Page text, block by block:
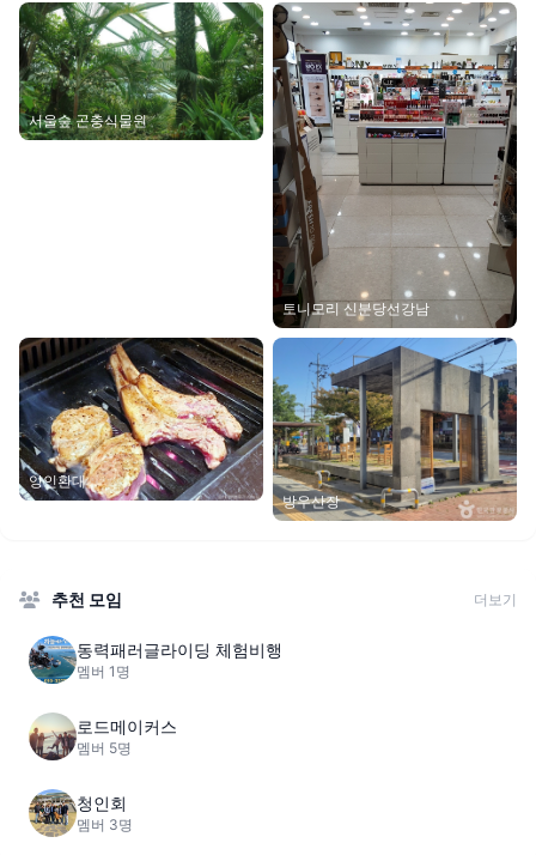
서울숲 곤충식물원
토니모리 신분당선강남
양인환대
방우산장
추천 모임 더보기
동력패러글라이딩 체험비행
멤버 1명
로드메이커스
멤버 5명
청인회
멤버 3명